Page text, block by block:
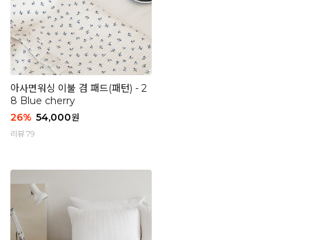
아사면워싱 이불 겸 패드(패턴) - 2
8 Blue cherry
26% 54,000원
리뷰 79